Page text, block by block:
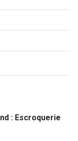
: Escroquerie